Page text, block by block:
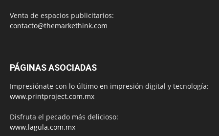
Venta de espacios publicitarios:
contacto@themarkethink.com
PÁGINAS ASOCIADAS
Impresiónate con lo último en impresión digital y tecnología:
www.printproject.com.mx
Disfruta el pecado más delicioso:
www.lagula.com.mx